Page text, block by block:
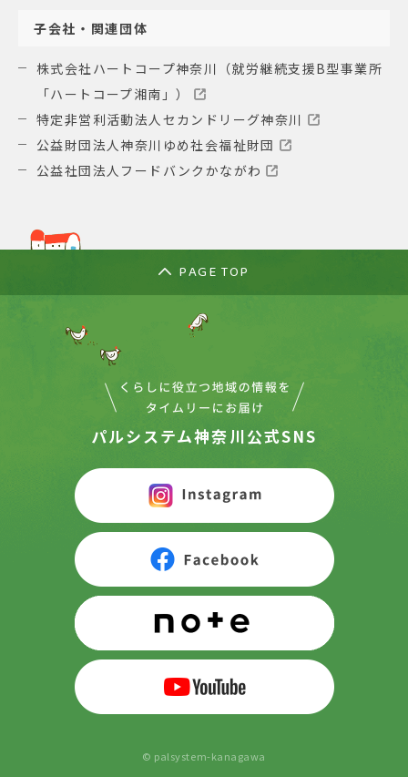
子会社・関連団体
株式会社ハートコープ神奈川（就労継続支援B型事業所
「ハートコープ湘南」）
特定非営利活動法人セカンドリーグ神奈川
公益財団法人神奈川ゆめ社会福祉財団
公益社団法人フードバンクかながわ
PAGE TOP
パルシステム神奈川公式SNS
© palsystem-kanagawa